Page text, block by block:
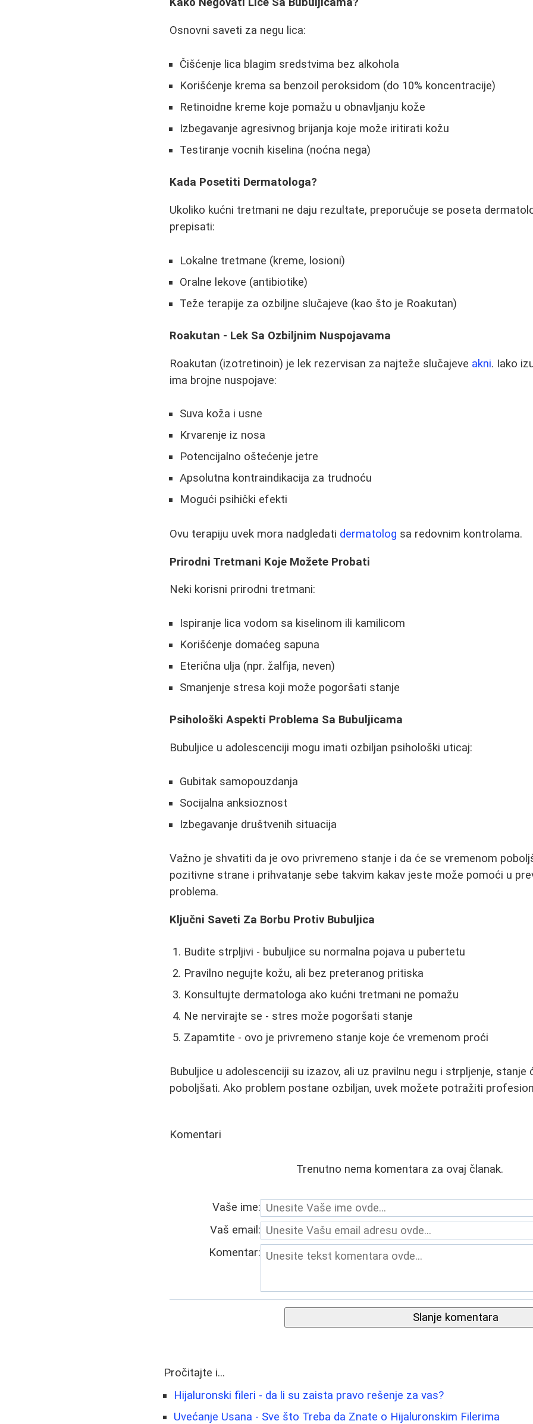
Kako Negovati Lice Sa Bubuljicama?
Osnovni saveti za negu lica:
Čišćenje lica blagim sredstvima bez alkohola
Korišćenje krema sa benzoil peroksidom (do 10% koncentracije)
Retinoidne kreme koje pomažu u obnavljanju kože
Izbegavanje agresivnog brijanja koje može iritirati kožu
Testiranje vocnih kiselina (noćna nega)
Kada Posetiti Dermatologa?
Ukoliko kućni tretmani ne daju rezultate, preporučuje se poseta
prepisati:
Lokalne tretmane (kreme, losioni)
Oralne lekove (antibiotike)
Teže terapije za ozbiljne slučajeve (kao što je Roakutan)
Roakutan - Lek Sa Ozbiljnim Nuspojavama
Roakutan (izotretinoin) je lek rezervisan za najteže slučajeve akni. Iako
ima brojne nuspojave:
Suva koža i usne
Krvarenje iz nosa
Potencijalno oštećenje jetre
Apsolutna kontraindikacija za trudnoću
Mogući psihički efekti
Ovu terapiju uvek mora nadgledati dermatolog sa redovnim kontrolama.
Prirodni Tretmani Koje Možete Probati
Neki korisni prirodni tretmani:
Ispiranje lica vodom sa kiselinom ili kamilicom
Korišćenje domaćeg sapuna
Eterična ulja (npr. žalfija, neven)
Smanjenje stresa koji može pogoršati stanje
Psihološki Aspekti Problema Sa Bubuljicama
Bubuljice u adolescenciji mogu imati ozbiljan psihološki uticaj:
Gubitak samopouzdanja
Socijalna anksioznost
Izbegavanje društvenih situacija
Važno je shvatiti da je ovo privremeno stanje i da će se vremenom
pozitivne strane i prihvatanje sebe takvim kakav jeste može pomoći u
problema.
Ključni Saveti Za Borbu Protiv Bubuljica
Budite strpljivi - bubuljice su normalna pojava u pubertetu
Pravilno negujte kožu, ali bez preteranog pritiska
Konsultujte dermatologa ako kućni tretmani ne pomažu
Ne nervirajte se - stres može pogoršati stanje
Zapamtite - ovo je privremeno stanje koje će vremenom proći
Bubuljice u adolescenciji su izazov, ali uz pravilnu negu i strpljenje, stanje
poboljšati. Ako problem postane ozbiljan, uvek možete potražiti
Komentari
Trenutno nema komentara za ovaj članak.
Vaše ime:
Vaš email:
Komentar:
Slanje komentara
Pročitajte i...
Hijaluronski fileri - da li su zaista pravo rešenje za vas?
Uvećanje Usana - Sve što Treba da Znate o Hijaluronskim Filerima